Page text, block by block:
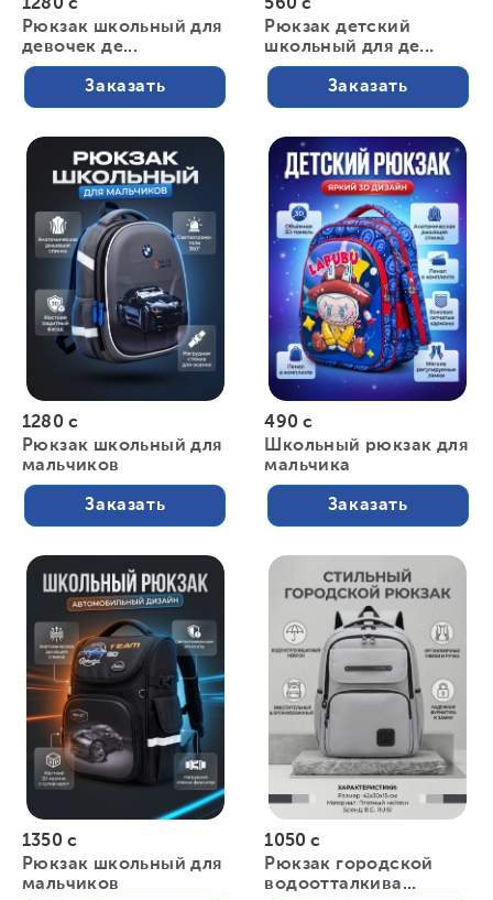
1280 с
Рюкзак школьный для
девочек де...
Заказать
560 с
Рюкзак детский
школьный для де...
Заказать
1280 с
Рюкзак школьный для
мальчиков
Заказать
490 с
Школьный рюкзак для
мальчика
Заказать
1350 с
Рюкзак школьный для
мальчиков
1050 с
Рюкзак городской
водоотталкива...